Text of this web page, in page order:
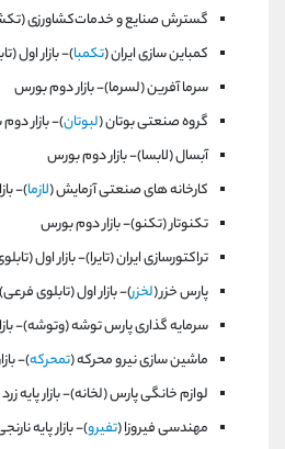
گسترش صنايع و خدمات‌كشاورزی‌
كمباين‌ سازی‌ ايران‌ (تكمبا)- بازار اول
سرما آفرين‌ (لسرما)- بازار دوم بورس
گروه صنعتی بوتان‌ (لبوتان)- بازار
آبسال‌ (لابسا)- بازار دوم بورس
كارخانه های صنعتی آزمايش (لازما)-
تكنوتار (تكنو)- بازار دوم بورس
تراکتورسازی ایران‌ (تايرا)- بازار اول
پارس‌ خزر (لخزر)- بازار اول (تابلوی
سرمايه‌ گذاری‌ پارس‌ توشه‌ (وتوشه)-
ماشين سازی نيرو محركه (تمحركه)-
لوازم‌ خانگی‌ پارس‌ (لخانه)- بازار پايه
مهندسی فيروزا (تفيرو)- بازار پايه